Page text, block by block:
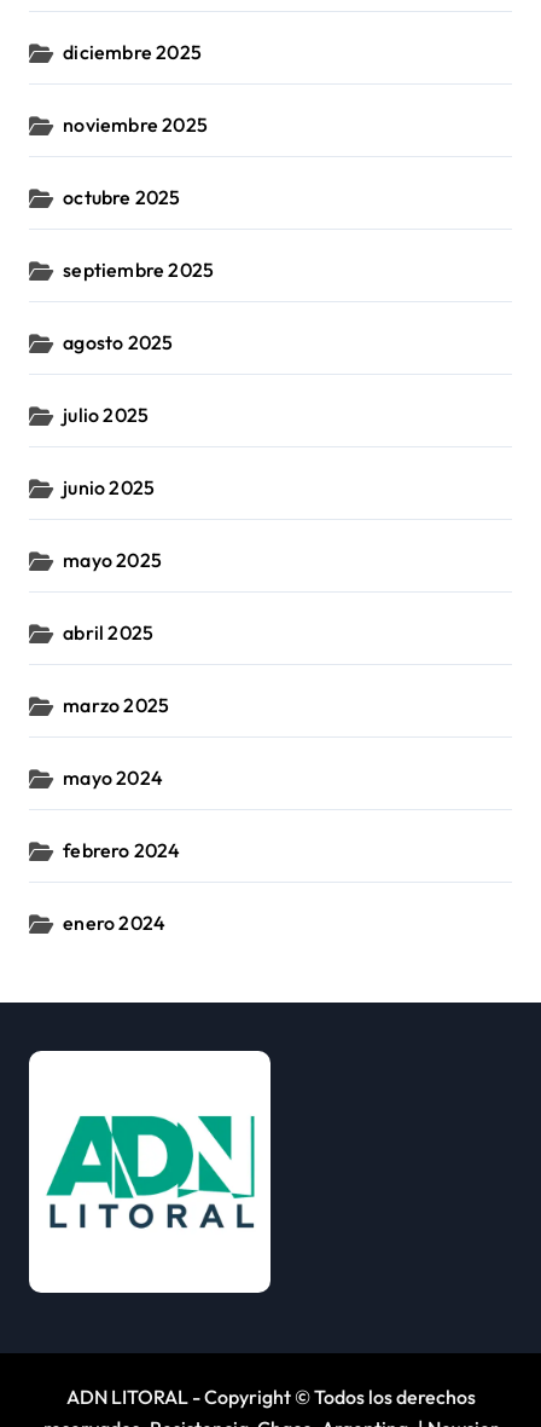
diciembre 2025
noviembre 2025
octubre 2025
septiembre 2025
agosto 2025
julio 2025
junio 2025
mayo 2025
abril 2025
marzo 2025
mayo 2024
febrero 2024
enero 2024
ADN LITORAL - Copyright © Todos los derechos